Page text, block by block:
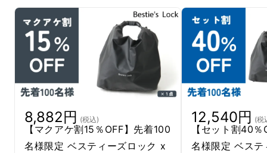
8,882円 (税込)
【マクアケ割15％OFF】先着100
名様限定 ベスティーズロック x
12,540円 (税
【セット割40
名様限定 ベス